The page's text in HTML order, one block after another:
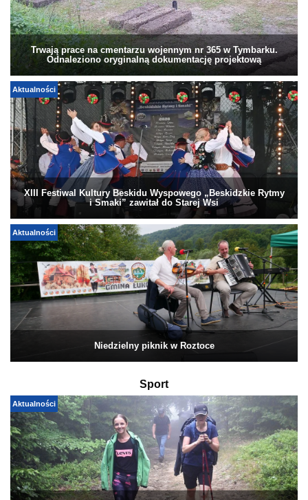
Trwają prace na cmentarzu wojennym nr 365 w Tymbarku.
Odnaleziono oryginalną dokumentację projektową
Aktualności
XIII Festiwal Kultury Beskidu Wyspowego „Beskidzkie Rytmy
i Smaki” zawitał do Starej Wsi
Aktualności
Niedzielny piknik w Roztoce
Sport
Aktualności